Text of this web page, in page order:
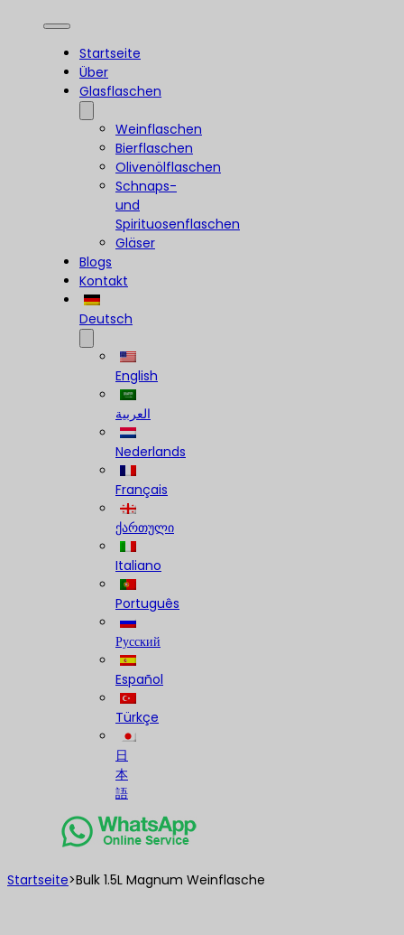
Startseite
Über
Glasflaschen
Weinflaschen
Bierflaschen
Olivenölflaschen
Schnaps-
und
Spirituosenflaschen
Gläser
Blogs
Kontakt
Deutsch
English
العربية
Nederlands
Français
ქართული
Italiano
Português
Русский
Español
Türkçe
日
本
語
Startseite>Bulk 1.5L Magnum Weinflasche